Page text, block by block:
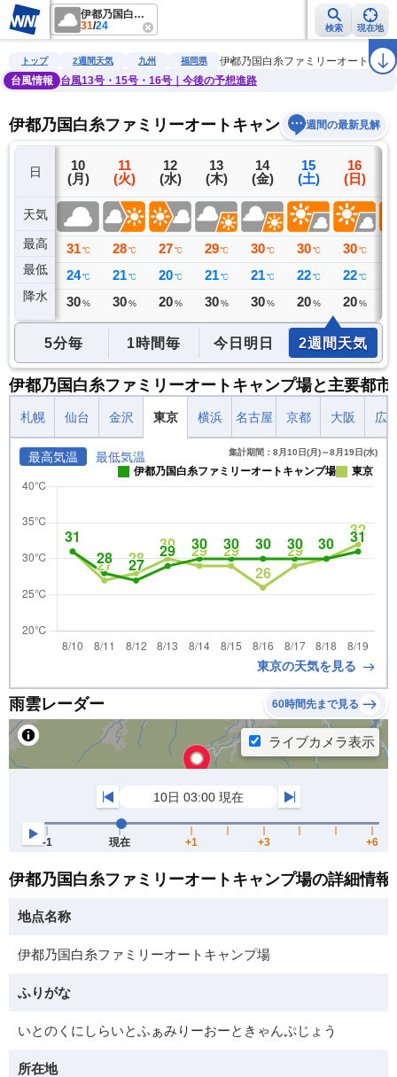
伊都乃国白糸ファミリーオートキャンプ場
31/24 検索 現在地
雨雲レーダー 台風情報 地震情報 警報・注意報 2週間天気 ラ
トップ 2週間天気 九州 福岡県
伊都乃国白糸ファミリーオートキャ
台風情報
台風13号・15号・16号｜今後の予想進路
伊都乃国白糸ファミリーオートキャンプ場の2週間天
週間の最新見解
日
天気
最高
最低
降水
9
(日)
29 ℃
24 ℃
0 ミリ
10
(月)
31 ℃
24 ℃
30 %
11
(火)
28 ℃
21 ℃
30 %
12
(水)
27 ℃
20 ℃
20 %
13
(木)
29 ℃
21 ℃
30 %
14
(金)
30 ℃
21 ℃
30 %
15
(土)
30 ℃
22 ℃
20 %
16
(日)
30 ℃
22 ℃
20 %
5分毎 1時間毎 今日明日 2週間天気
伊都乃国白糸ファミリーオートキャンプ場と主要都市
札幌 仙台 金沢 東京 横浜 名古屋 京都 大阪 広
最高気温 最低気温 集計期間：8月10日(月)～8月19日(水)
伊都乃国白糸ファミリーオートキャンプ場 東京
東京の天気を見る
雨雲レーダー 60時間先まで見る
伊都乃国白糸ファミリーオートキャンプ場の詳細情報
地点名称
伊都乃国白糸ファミリーオートキャンプ場
ふりがな
いとのくにしらいとふぁみりーおーときゃんぷじょう
所在地